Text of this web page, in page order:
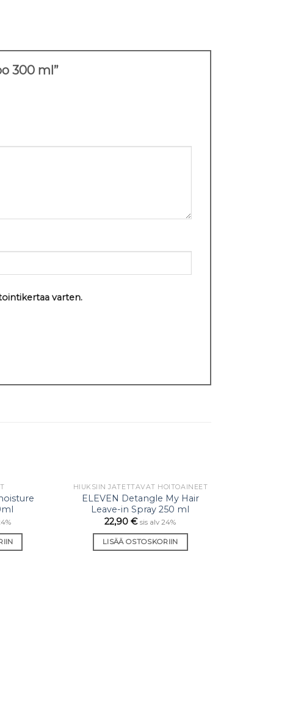
300 ml”
varten.
Lisää
toivelistaan
Lisää
toivelistaan
HIUKSIIN JÄTETTÄVÄT HOITOAINEET
ELEVEN Detangle My Hair
Leave-in Spray 250 ml
22,90€ sis alv 24%
LISÄÄ OSTOSKORIIN